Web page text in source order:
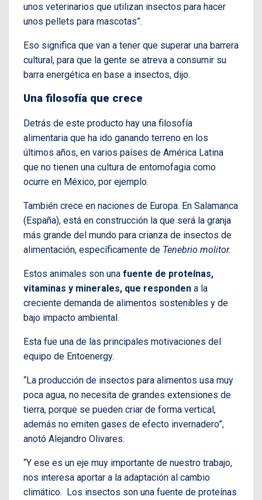
unos veterinarios que utilizan insectos para hacer
unos pellets para mascotas”.
Eso significa que van a tener que superar una barrera
cultural, para que la gente se atreva a consumir su
barra energética en base a insectos, dijo.
Una filosofía que crece
Detrás de este producto hay una filosofía
alimentaria que ha ido ganando terreno en los
últimos años, en varios países de América Latina
que no tienen una cultura de entomofagia como
ocurre en México, por ejemplo.
También crece en naciones de Europa. En Salamanca
(España), está en construcción la que será la granja
más grande del mundo para crianza de insectos de
alimentación, específicamente de Tenebrio molitor.
Estos animales son una fuente de proteínas,
vitaminas y minerales, que responden a la
creciente demanda de alimentos sostenibles y de
bajo impacto ambiental.
Esta fue una de las principales motivaciones del
equipo de Entoenergy.
“La producción de insectos para alimentos usa muy
poca agua, no necesita de grandes extensiones de
tierra, porque se pueden criar de forma vertical,
además no emiten gases de efecto invernadero”,
anotó Alejandro Olivares.
“Y ese es un eje muy importante de nuestro trabajo,
nos interesa aportar a la adaptación al cambio
climático. Los insectos son una fuente de proteínas